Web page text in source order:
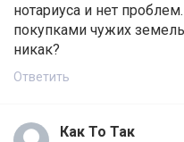
нотариуса и нет
покупками чужих
никак?
Ответить
Как То Так